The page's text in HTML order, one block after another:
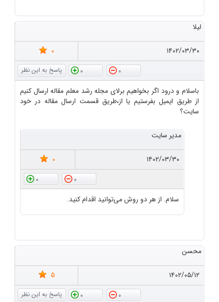
لیلا
۱۴۰۲/۰۳/۳۰
0
0
0
باسلام و درود اگر بخواهیم برلای مجله رشد معلم مقاله ارسال کنیم
از طریق ایمیل بفرستیم یا از،طریق قسمت ارسال مقاله در خود
سایت؟
مدیر سایت
۱۴۰۲/۰۳/۳۰
0
0
0
سلام. از هر دو روش می‌توانید اقدام کنید.
محسن
۱۴۰۲/۰۵/۱۲
5
0
0